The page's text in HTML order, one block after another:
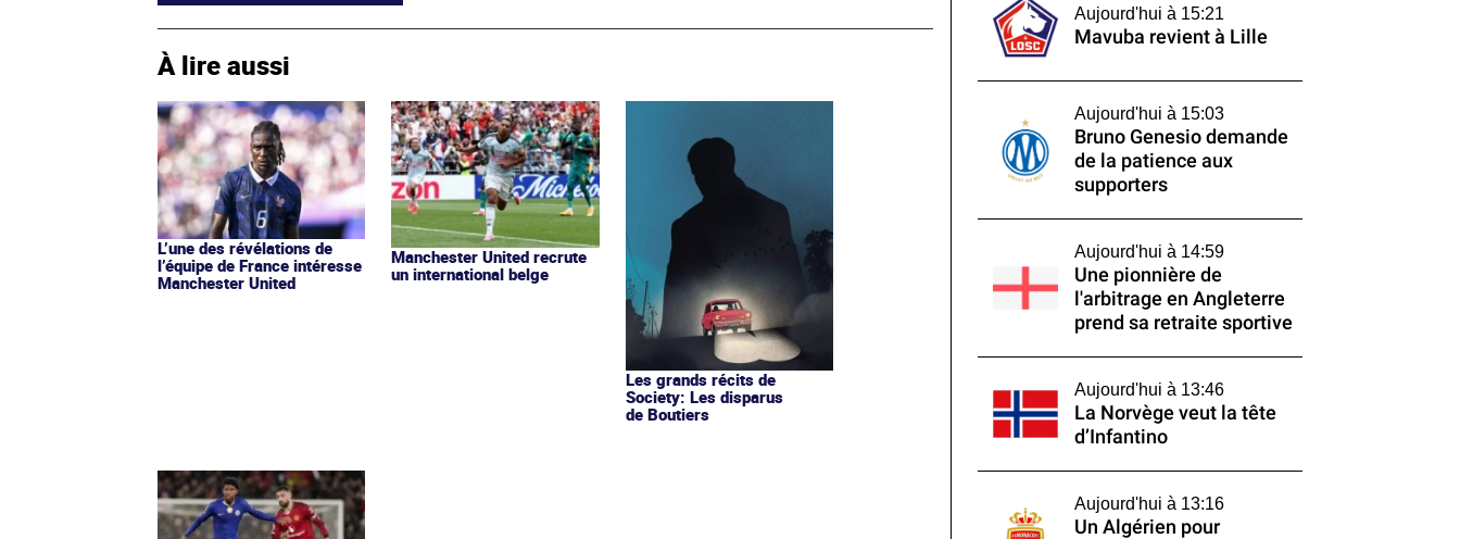
À lire aussi
L’une des révélations de
l’équipe de France intéresse
Manchester United
Manchester United recrute
un international belge
Les grands récits de
Society: Les disparus
de Boutiers
Aujourd'hui à 15:21
Mavuba revient à Lille
Aujourd'hui à 15:03
Bruno Genesio demande
de la patience aux
supporters
Aujourd'hui à 14:59
Une pionnière de
l'arbitrage en Angleterre
prend sa retraite sportive
Aujourd'hui à 13:46
La Norvège veut la tête
d’Infantino
Aujourd'hui à 13:16
Un Algérien pour